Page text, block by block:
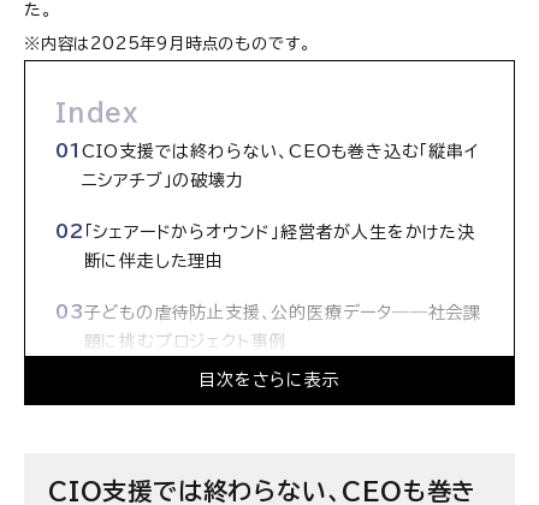
た。
※内容は2025年9月時点のものです。
Index
目次をさらに表示
CIO支援では終わらない、CEOも巻き込む「縦串イ
ニシアチブ」の破壊力
「シェアードからオウンド」経営者が人生をかけた決
断に伴走した理由
子どもの虐待防止支援、公的医療データ――社会課
題に挑むプロジェクト事例
スーパーリージョン制度で開く、日本発の知見をグ
CIO支援では終わらない、CEOも巻き